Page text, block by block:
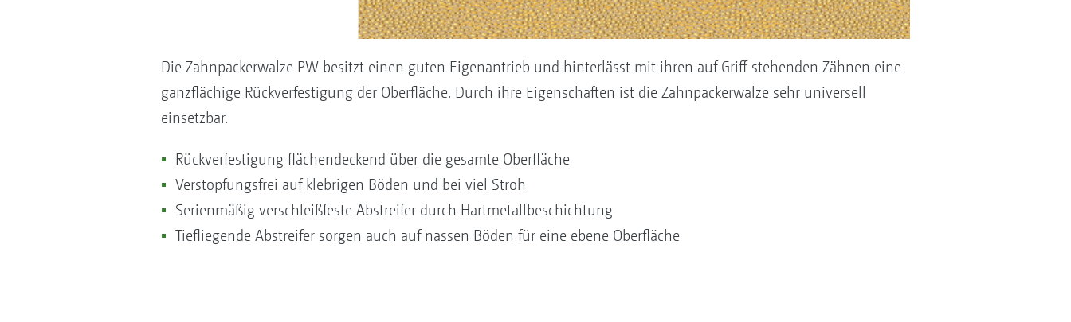
Die Zahnpackerwalze PW besitzt einen guten Eigenantrieb und hinterlässt mit ihren auf Griff stehenden Zähnen eine
ganzflächige Rückverfestigung der Oberfläche. Durch ihre Eigenschaften ist die Zahnpackerwalze sehr universell
einsetzbar.
Rückverfestigung flächendeckend über die gesamte Oberfläche
Verstopfungsfrei auf klebrigen Böden und bei viel Stroh
Serienmäßig verschleißfeste Abstreifer durch Hartmetallbeschichtung
Tiefliegende Abstreifer sorgen auch auf nassen Böden für eine ebene Oberfläche